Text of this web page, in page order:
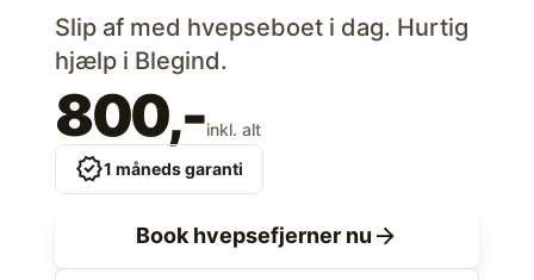
Slip af med hvepseboet i dag. Hurtig
hjælp i Blegind.
800,-inkl. alt
verified1 måneds garanti
Book hvepsefjerner nu arrow_forward